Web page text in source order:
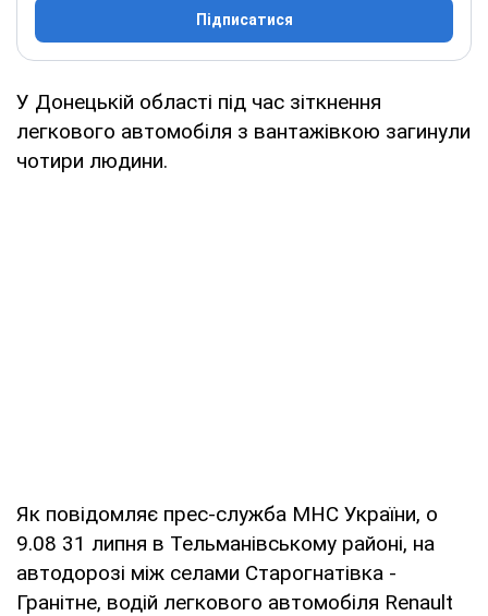
Підписатися
У Донецькій області під час зіткнення
легкового автомобіля з вантажівкою загинули
чотири людини.
Як повідомляє прес-служба МНС України, о
9.08 31 липня в Тельманівському районі, на
автодорозі між селами Старогнатівка -
Гранітне, водій легкового автомобіля Renault